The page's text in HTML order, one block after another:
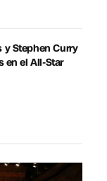
y Stephen Curry
en el All-Star